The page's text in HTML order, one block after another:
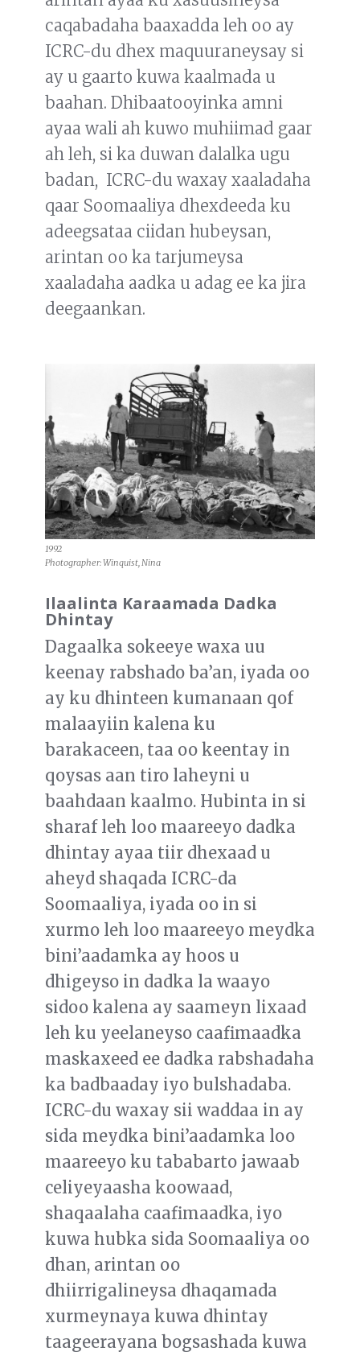
caqabadaha baaxadda leh oo ay
ICRC-du dhex maquuraneysay si
ay u gaarto kuwa kaalmada u
baahan. Dhibaatooyinka amni
ayaa wali ah kuwo muhiimad gaar
ah leh, si ka duwan dalalka ugu
badan, ICRC-du waxay xaaladaha
qaar Soomaaliya dhexdeeda ku
adeegsataa ciidan hubeysan,
arintan oo ka tarjumeysa
xaaladaha aadka u adag ee ka jira
deegaankan.
1992
Photographer: Winquist, Nina
Ilaalinta Karaamada Dadka
Dhintay
Dagaalka sokeeye waxa uu
keenay rabshado ba’an, iyada oo
ay ku dhinteen kumanaan qof
malaayiin kalena ku
barakaceen, taa oo keentay in
qoysas aan tiro laheyni u
baahdaan kaalmo. Hubinta in si
sharaf leh loo maareeyo dadka
dhintay ayaa tiir dhexaad u
aheyd shaqada ICRC-da
Soomaaliya, iyada oo in si
xurmo leh loo maareeyo meydka
bini’aadamka ay hoos u
dhigeyso in dadka la waayo
sidoo kalena ay saameyn lixaad
leh ku yeelaneyso caafimaadka
maskaxeed ee dadka rabshadaha
ka badbaaday iyo bulshadaba.
ICRC-du waxay sii waddaa in ay
sida meydka bini’aadamka loo
maareeyo ku tababarto jawaab
celiyeyaasha koowaad,
shaqaalaha caafimaadka, iyo
kuwa hubka sida Soomaaliya oo
dhan, arintan oo
dhiirrigalineysa dhaqamada
xurmeynaya kuwa dhintay
taageerayana bogsashada kuwa